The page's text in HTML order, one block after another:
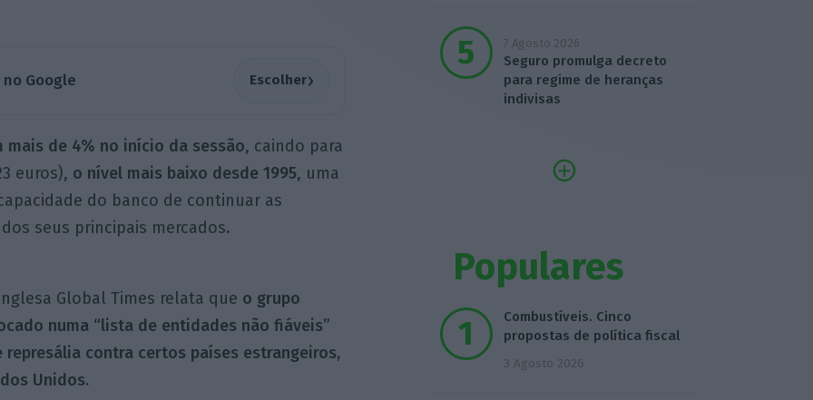
Google Escolher›
de 4% no início da sessão, caindo para
euros), o nível mais baixo desde 1995, uma
do banco de continuar as
seus principais mercados.
Global Times relata que o grupo
numa “lista de entidades não fiáveis”
contra certos países estrangeiros,
Unidos.
7 Agosto 2026
Seguro promulga decreto
para regime de heranças
indivisas
Populares
Combustíveis. Cinco
propostas de política fiscal
3 Agosto 2026